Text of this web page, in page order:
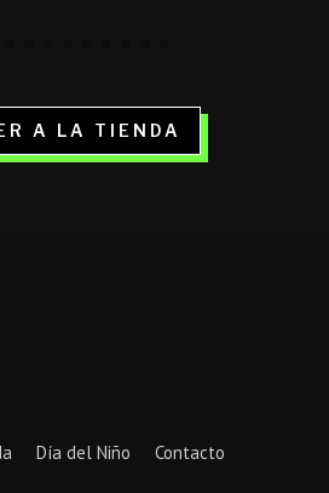
A LA TIENDA
Día del Niño Contacto